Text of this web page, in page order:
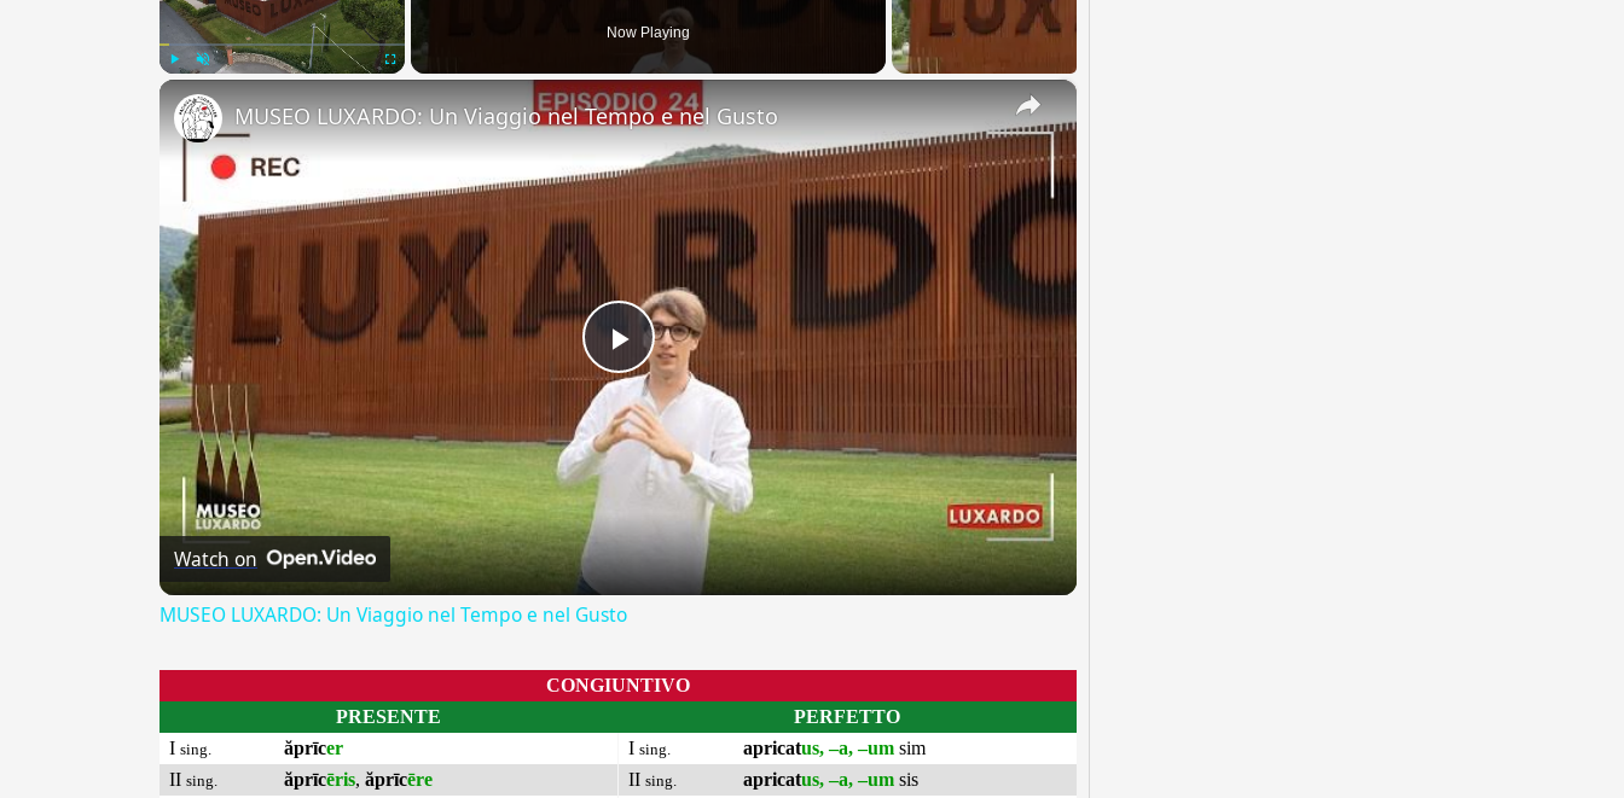
Now Playing
×
Play
Video
MUSEO LUXARDO: Un Viaggio nel Tempo e nel Gusto
Watch on
MUSEO LUXARDO: Un Viaggio nel Tempo e nel Gusto
CONGIUNTIVO
PRESENTE
I sing. ăprīcer
II sing. ăprīcēris, ăprīcēre
PERFETTO
I sing. apricatus, –a, –um sim
II sing. apricatus, –a, –um sis